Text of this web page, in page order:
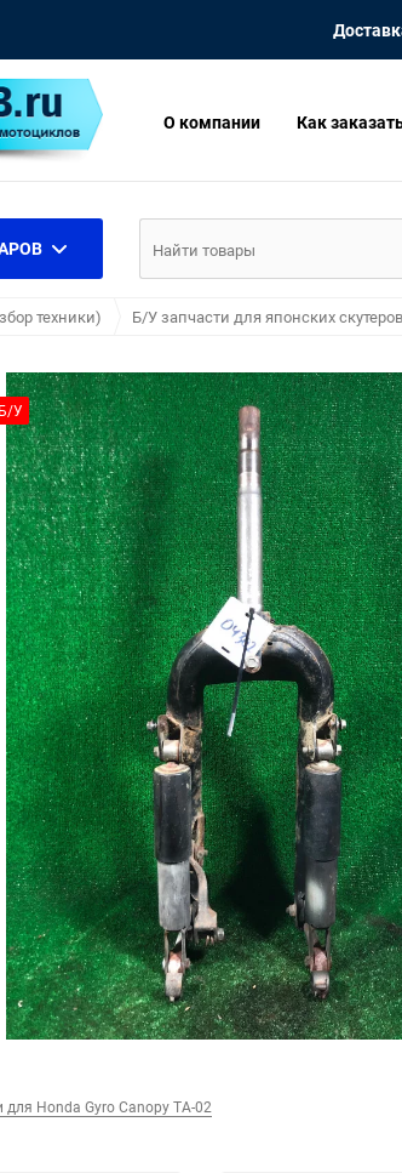
О компании Как
техники) Б/У запчасти для японских
У
для Honda Gyro Canopy TA-02